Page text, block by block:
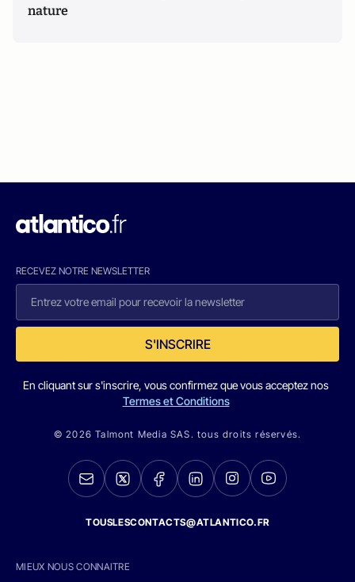
nature
RECEVEZ NOTRE NEWSLETTER
S'INSCRIRE
En cliquant sur s'inscrire, vous confirmez que vous acceptez nos
Termes et Conditions
© 2026 Talmont Media SAS. tous droits réservés.
TOUSLESCONTACTS@ATLANTICO.FR
MIEUX NOUS CONNAITRE